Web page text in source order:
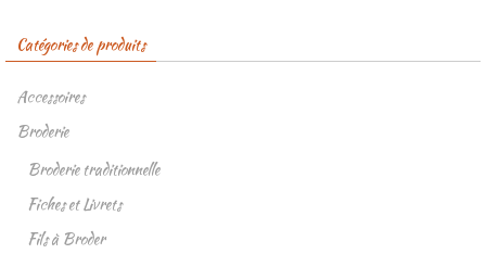
Catégories de produits
Accessoires
Broderie
Broderie traditionnelle
Fiches et Livrets
Fils à Broder